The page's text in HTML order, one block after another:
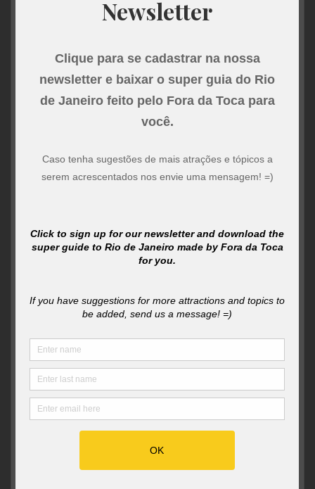
em que fomos, fizemos ao contrário, paciência) Nela é
miniaturas. Cada uma mais detalhada do que a outra.
Muito bonito mesmo! Único problema é a legenda preta
em fundo azul, que não ajuda em nada para leitura
Miniaturas super detalhadas